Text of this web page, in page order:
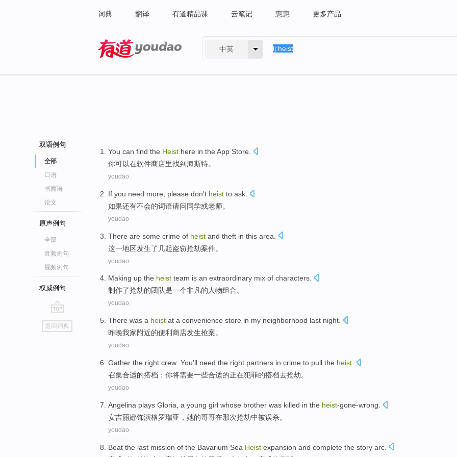
词典 翻译 有道精品课 云笔记 惠惠 更多产品
中英
双语例句
全部
口语
书面语
论文
原声例句
全部
音频例句
视频例句
权威例句
go
top
返回词典
You can find the Heist here in the App Store
你可以在软件商店里找到海斯特。
youdao
If you need more , please don't heist to ask
如果还有不会的词语请问同学或老师。
youdao
There are some crime of heist and theft in this area
这一地区发生了 几起盗窃抢劫案件。
youdao
Making up the heist team is an extraordinary mix of characters.
制作了抢劫的团队是一个非凡的人物组合。
youdao
There was a heist at a convenience store in my neighborhood last night
昨晚我家附近的便利 商店发生抢案。
youdao
Gather the right crew: You'll need the right partners in crime to pull the heist
召集合适的搭档 ： 你将需要一些合适的正在犯罪的搭档去抢劫。
youdao
Angelina plays Gloria , a young girl whose brother was killed in the heist-gone-wrong
安吉丽娜饰演格罗瑞亚 ， 她的哥哥在那次抢劫中被误杀。
youdao
Beat the last mission of the Bavarium Sea Heist expansion and complete the story arc